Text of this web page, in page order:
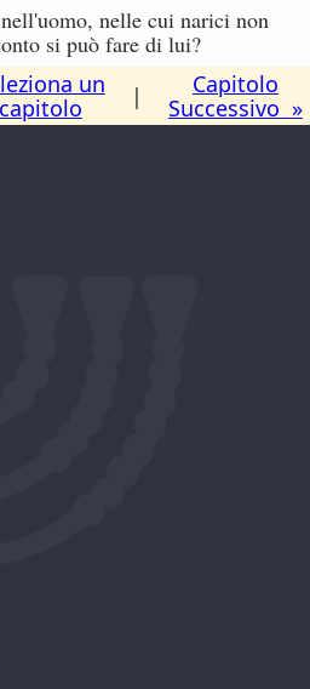
nelle cui narici non
si può fare di lui?
un
capitolo
|
Capitolo
Successivo »